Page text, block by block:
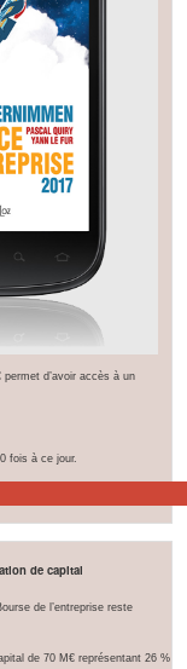
d’avoir accès à un
fois à ce jour.
de capital
de l’entreprise reste
de 70 M€ représentant 26 %